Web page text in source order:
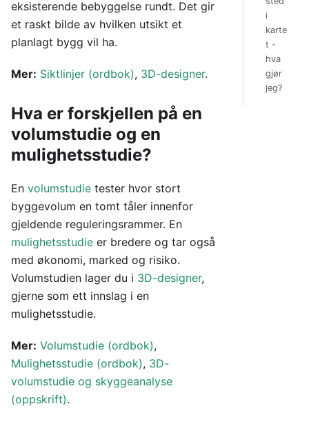
eksisterende bebyggelse rundt. Det gir
et raskt bilde av hvilken utsikt et
planlagt bygg vil ha.
Mer: Siktlinjer (ordbok), 3D-designer.
Hva er forskjellen på en
volumstudie og en
mulighetsstudie?
En volumstudie tester hvor stort
byggevolum en tomt tåler innenfor
gjeldende reguleringsrammer. En
mulighetsstudie er bredere og tar også
med økonomi, marked og risiko.
Volumstudien lager du i 3D-designer,
gjerne som ett innslag i en
mulighetsstudie.
Mer: Volumstudie (ordbok),
Mulighetsstudie (ordbok), 3D-
volumstudie og skyggeanalyse
(oppskrift).
i
karte
t -
hva
gjør
jeg?